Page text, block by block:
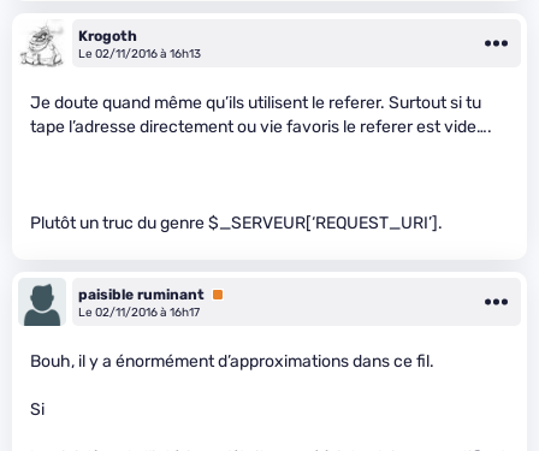
Krogoth
Le 02/11/2016 à 16h13
Je doute quand même qu’ils utilisent le referer. Surtout si tu
tape l’adresse directement ou vie favoris le referer est vide….
Plutôt un truc du genre $_SERVEUR[‘REQUEST_URI’].
paisible ruminant Premium
Le 02/11/2016 à 16h17
Bouh, il y a énormément d’approximations dans ce fil.
Si